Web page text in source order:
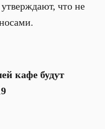
что не
кафе будут